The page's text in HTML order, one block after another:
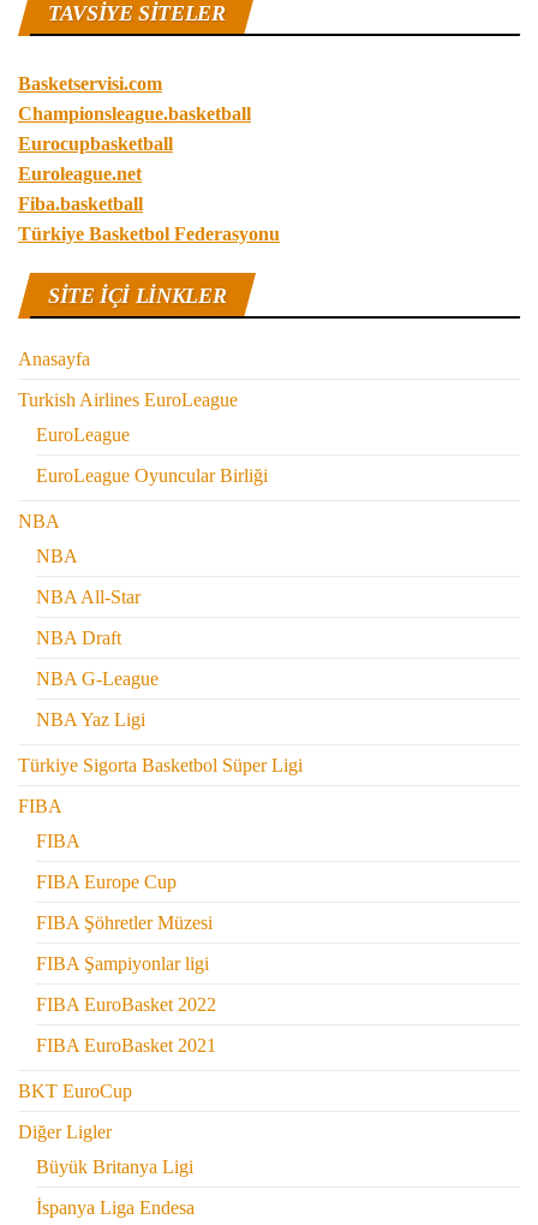
TAVSIYE SITELER
Basketservisi.com
Championsleague.basketball
Eurocupbasketball
Euroleague.net
Fiba.basketball
Türkiye Basketbol Federasyonu
SITE IÇI LINKLER
Anasayfa
Turkish Airlines EuroLeague
EuroLeague
EuroLeague Oyuncular Birliği
NBA
NBA
NBA All-Star
NBA Draft
NBA G-League
NBA Yaz Ligi
Türkiye Sigorta Basketbol Süper Ligi
FIBA
FIBA
FIBA Europe Cup
FIBA Şöhretler Müzesi
FIBA Şampiyonlar ligi
FIBA EuroBasket 2022
FIBA EuroBasket 2021
BKT EuroCup
Diğer Ligler
Büyük Britanya Ligi
İspanya Liga Endesa